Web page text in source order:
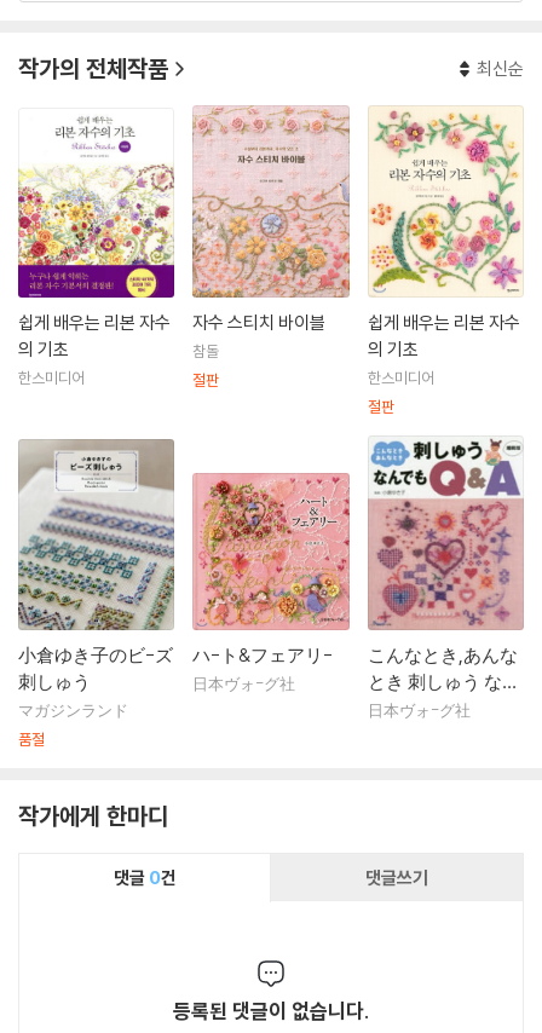
작가의 전체작품 최신순
쉽게 배우는 리본 자수
의 기초
한스미디어
자수 스티치 바이블
참돌
절판
쉽게 배우는 리본 자수
의 기초
한스미디어
절판
小倉ゆき子のビ-ズ
刺しゅう
マガジンランド
품절
ハ-ト&フェアリ-
日本ヴォ-グ社
こんなとき,あんな
とき 刺しゅう なん
でもQ&A 縮刷版
日本ヴォ-グ社
작가에게 한마디
댓글 0건 댓글쓰기
등록된 댓글이 없습니다.